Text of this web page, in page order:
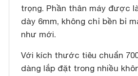
trọng. Phần thân máy được
dày 6mm, không chỉ bền bỉ
như mới.
Với kích thước tiêu chuẩn
dàng lắp đặt trong nhiều